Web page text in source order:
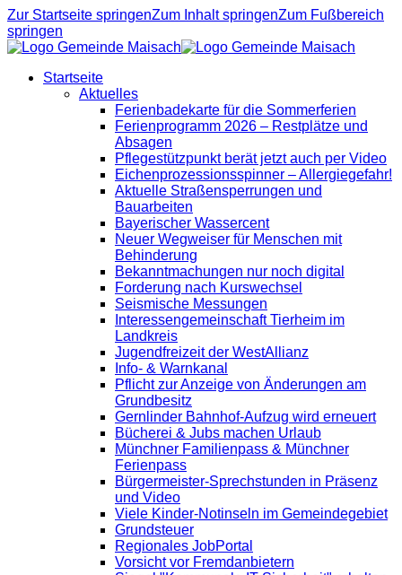
Zur Startseite springenZum Inhalt springenZum Fußbereich
springen
Startseite
Aktuelles
Ferienbadekarte für die Sommerferien
Ferienprogramm 2026 – Restplätze und
Absagen
Pflegestützpunkt berät jetzt auch per Video
Eichenprozessionsspinner – Allergiegefahr!
Aktuelle Straßensperrungen und
Bauarbeiten
Bayerischer Wassercent
Neuer Wegweiser für Menschen mit
Behinderung
Bekanntmachungen nur noch digital
Forderung nach Kurswechsel
Seismische Messungen
Interessengemeinschaft Tierheim im
Landkreis
Jugendfreizeit der WestAllianz
Info- & Warnkanal
Pflicht zur Anzeige von Änderungen am
Grundbesitz
Gernlinder Bahnhof-Aufzug wird erneuert
Bücherei & Jubs machen Urlaub
Münchner Familienpass & Münchner
Ferienpass
Bürgermeister-Sprechstunden in Präsenz
und Video
Viele Kinder-Notinseln im Gemeindegebiet
Grundsteuer
Regionales JobPortal
Vorsicht vor Fremdanbietern